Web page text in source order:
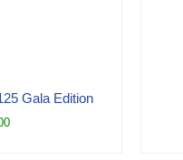
Gala Edition